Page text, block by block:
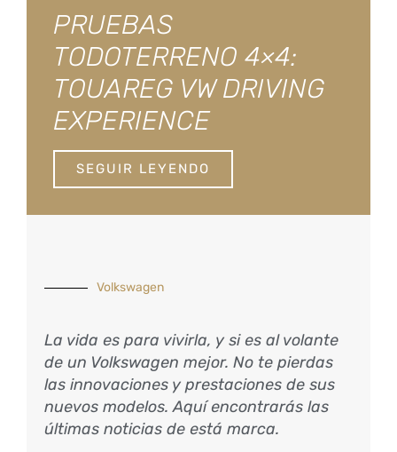
PRUEBAS
TODOTERRENO 4×4:
TOUAREG VW DRIVING
EXPERIENCE
SEGUIR LEYENDO
Volkswagen
La vida es para vivirla, y si es al volante
de un Volkswagen mejor. No te pierdas
las innovaciones y prestaciones de sus
nuevos modelos. Aquí encontrarás las
últimas noticias de está marca.